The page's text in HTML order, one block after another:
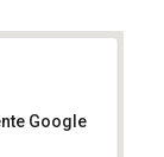
Google